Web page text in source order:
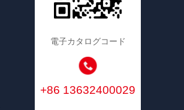
電子カタログコード
+86 13632400029